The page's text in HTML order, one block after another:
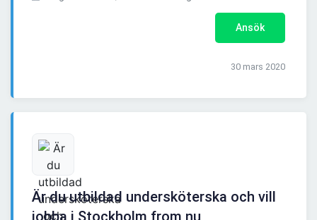
Ansök
30 mars 2020
Är du utbildad undersköterska och vill